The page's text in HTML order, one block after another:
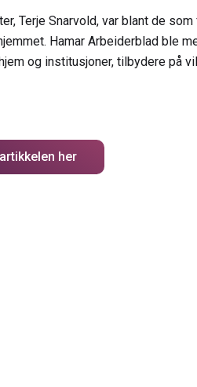
Terje Snarvold, var blant de
Hamar Arbeiderblad ble
og institusjoner, tilbydere på
her